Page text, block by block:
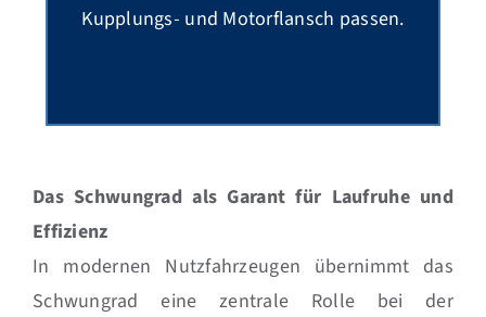
Kupplungs- und Motorflansch passen.
Das Schwungrad als Garant für Laufruhe und
Effizienz
In modernen Nutzfahrzeugen übernimmt das
Schwungrad eine zentrale Rolle bei der